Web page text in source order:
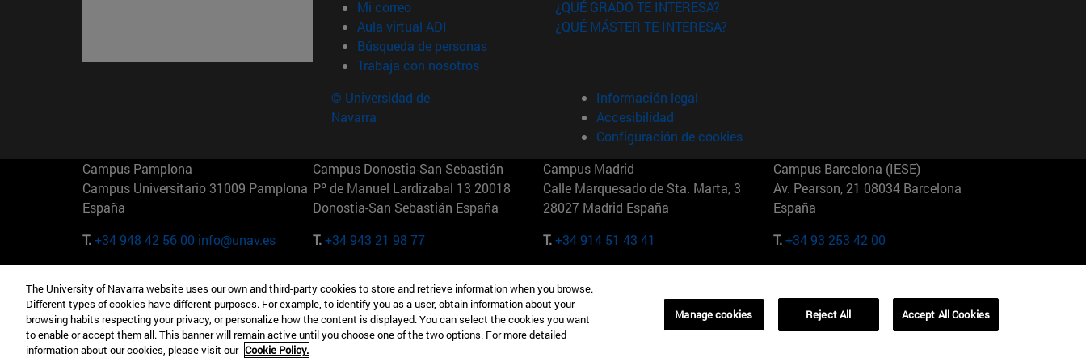
Mi correo(abre en nueva ventana)
Aula virtual ADI (abre en nueva ventana)
Búsqueda de personas(abre en nueva ventana)
Trabaja con nosotros(abre en nueva ventana)
¿QUÉ GRADO TE INTERESA?
¿QUÉ MÁSTER TE INTERESA?
© Universidad de
Navarra
Información legal
Accesibilidad
Configuración de cookies
Campus Pamplona
Campus Universitario 31009 Pamplona
España
T.+34 948 42 56 00 info@unav.es
Campus Donostia-San Sebastián
Pº de Manuel Lardizabal 13 20018
Donostia-San Sebastián España
T.+34 943 21 98 77
Campus Madrid
Calle Marquesado de Sta. Marta, 3
28027 Madrid España
T.+34 914 51 43 41
Campus Barcelona (IESE)
Av. Pearson, 21 08034 Barcelona
España
T.+34 93 253 42 00
Camino del Cerro Águila 3 28023
Madrid España
T.+34 912 11 30 00
165 W 57th St 10019-2201 Nueva York
EE.UU
T.+1 646 346 8850
Maria-Theresia-Straße 15 81675
Múnich Alemania
T.+49 89 24209790
01321001 Bela Vista Brasil
The University of Navarra website uses our own and third-party cookies to store and retrieve information when you browse.
Different types of cookies have different purposes. For example, to identify you as a user, obtain information about your
browsing habits respecting your privacy, or personalize how the content is displayed. You can select the cookies you want
to enable or accept them all. This banner will remain active until you choose one of the two options. For more detailed
information about our cookies, please visit our Cookie Policy.
Manage cookies Reject All Accept All Cookies